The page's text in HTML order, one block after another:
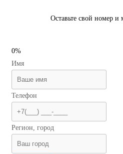
Оставьте свой номер
0%
Имя
Телефон
Регион, город